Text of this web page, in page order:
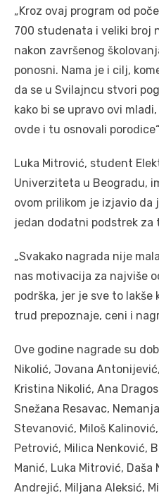
„Kroz ovaj program od
700 studenata i veliki broj
nakon završenog
ponosni. Nama je i cilj,
da se u Svilajncu stvori
kako bi se upravo ovi
ovde i tu osnovali
Luka Mitrović, student
Univerziteta u Beogradu,
ovom prilikom je izjavio da
jedan dodatni podstrek za
„Svakako nagrada nije
nas motivacija za najviše
podrška, jer je sve to lakše
trud prepoznaje, ceni i
Ove godine nagrade su
Nikolić, Jovana
Kristina Nikolić, Ana
Snežana Resavac,
Stevanović, Miloš
Petrović, Milica Nenković,
Manić, Luka Mitrović, Daša
Andrejić, Miljana Aleksić,